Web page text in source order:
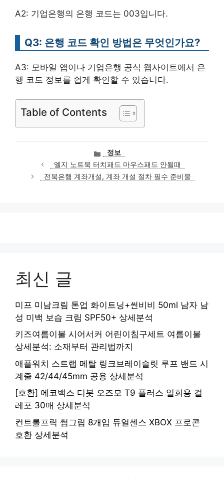
A2: 기업은행의 은행 코드는 003입니다.
Q3: 은행 코드 확인 방법은 무엇인가요?
A3: 모바일 앱이나 기업은행 공식 웹사이트에서 은
행 코드 정보를 쉽게 확인할 수 있습니다.
Table of Contents
카
테
고
리
정보
엘지 노트북 터치패드 마우스패드 안될때
전북은행 계좌개설, 계좌 개설 절차 필수 준비물
최신 글
미프 미남크림 톤업 화이트닝+썬비비 50ml 남자 남
성 미백 보습 크림 SPF50+ 상세분석
키즈여름이불 시어서커 어린이침구세트 여름이불
상세분석: 소재부터 관리법까지
애플워치 스트랩 메탈 링크브레이슬릿 루프 밴드 시
계줄 42/44/45mm 공용 상세분석
[호환] 에코백스 디봇 오즈모 T9 플러스 일회용 걸
레포 30매 상세분석
컨트롤프릭 썸그립 8개입 듀얼센스 XBOX 프로콘
호환 상세분석